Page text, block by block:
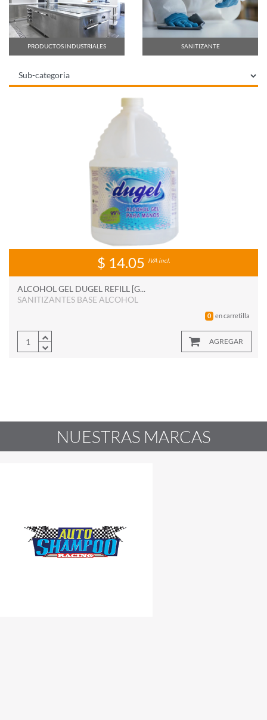
PRODUCTOS INDUSTRIALES SANITIZANTE
$ 14.05 IVA incl.
ALCOHOL GEL DUGEL REFILL [G...
SANITIZANTES BASE ALCOHOL
0 en carretilla
AGREGAR
NUESTRAS MARCAS